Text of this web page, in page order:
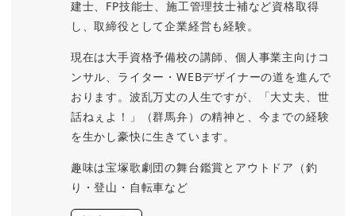
建士、FP技能士、施工管理技士補など資格取得
し、取締役として企業経営も経験。
現在は大手資格予備校の講師、個人事業主向けコ
ンサル、ライター・WEBデザイナーの道を進んで
おります。波乱万丈の人生ですが、「大丈夫、世
話ねぇよ！」（群馬弁）の精神と、今までの経験
を生かし豪快に生きています。
趣味は宝塚歌劇団の舞台鑑賞とアウトドア（釣
り・登山・自転車など